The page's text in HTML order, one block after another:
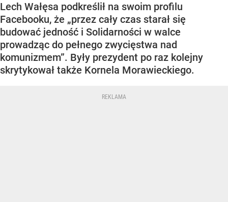
Lech Wałęsa podkreślił na swoim profilu
Facebooku, że „przez cały czas starał się
budować jedność i Solidarności w walce
prowadząc do pełnego zwycięstwa nad
komunizmem”. Były prezydent po raz kolejny
skrytykował także Kornela Morawieckiego.